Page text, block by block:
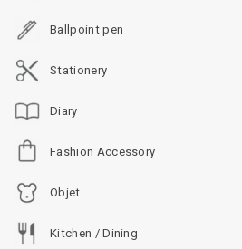
Ballpoint pen
Stationery
Diary
Fashion Accessory
Objet
Kitchen / Dining